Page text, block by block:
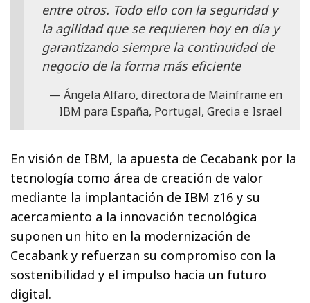
entre otros. Todo ello con la seguridad y
la agilidad que se requieren hoy en día y
garantizando siempre la continuidad de
negocio de la forma más eficiente
Ángela Alfaro, directora de Mainframe en
IBM para España, Portugal, Grecia e Israel
En visión de IBM, la apuesta de Cecabank por la
tecnología como área de creación de valor
mediante la implantación de IBM z16 y su
acercamiento a la innovación tecnológica
suponen un hito en la modernización de
Cecabank y refuerzan su compromiso con la
sostenibilidad y el impulso hacia un futuro
digital.